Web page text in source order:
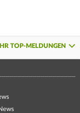
TOP-MELDUNGEN